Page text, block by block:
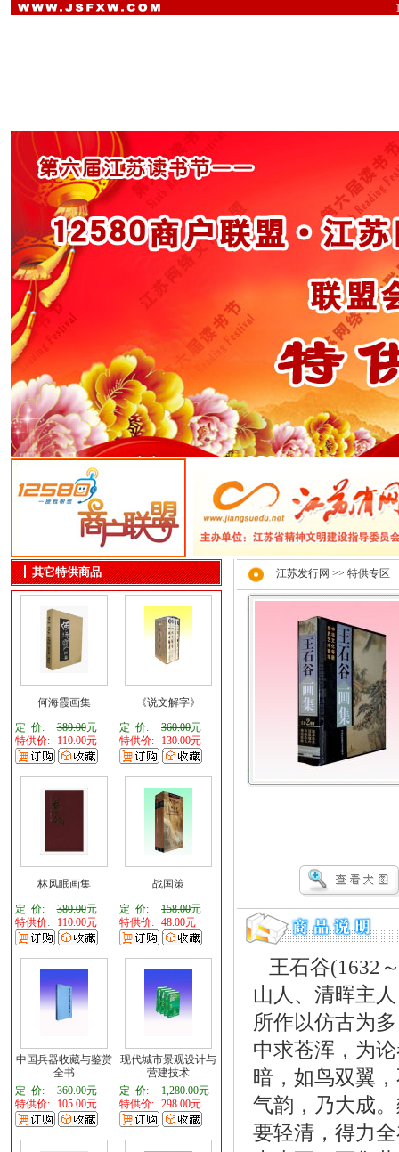
其它特供商品
何海霞画集
定 价:
380.00元
特供价:
110.00元
《说文解字》
定 价:
360.00元
特供价:
130.00元
林风眠画集
定 价:
380.00元
特供价:
110.00元
战国策
定 价:
158.00元
特供价: 48.00元
中国兵器收藏与鉴赏
全书
定 价:
360.00元
特供价:
105.00元
现代城市景观设计与
营建技术
定 价:
1,280.00元
特供价: 298.00元
江苏发行网 >> 特供专区
王石谷(1632
山人、清晖主
所作以仿古为
中求苍浑，为
暗，如鸟双翼
气韵，乃大成
要轻清，得力